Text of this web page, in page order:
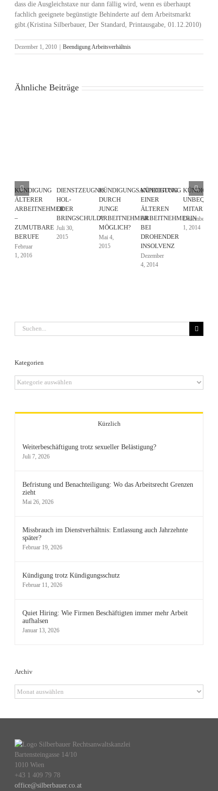
dass die Ausgleichstaxe nur dann fällig wird, wenn es überhaupt
fachlich geeignete begünstigte Behinderte auf dem Arbeitsmarkt
gibt.(Kristina Silberbauer, Der Standard, Printausgabe, 01.12.2010)
Dezember 1, 2010 Beendigung Arbeitsverhältnis
Ähnliche Beiträge
KÜNDIGUNG
ÄLTERER
ARBEITNEHMER
–
ZUMUTBARE
BERUFE
Februar
1, 2016
DIENSTZEUGNIS:
HOL-
ODER
BRINGSCHULD?
Juli 30,
2015
KÜNDIGUNGSANFECHTUNG
DURCH
JUNGE
ARBEITNEHMER
MÖGLICH?
Mai 4,
2015
KÜNDIGUNG
EINER
ÄLTEREN
ARBEITNEHMERIN
BEI
DROHENDER
INSOLVENZ
Dezember
4, 2014
Dezember
1, 2014
Suche
nach:
Kategorien
Kategorien
Kürzlich
Weiterbeschäftigung trotz sexueller Belästigung?
Juli 7, 2026
Befristung und Benachteiligung: Wo das Arbeitsrecht Grenzen
zieht
Mai 26, 2026
Missbrauch im Dienstverhältnis: Entlassung auch Jahrzehnte
später?
Februar 19, 2026
Kündigung trotz Kündigungsschutz
Februar 11, 2026
Quiet Hiring: Wie Firmen Beschäftigten immer mehr Arbeit
aufhalsen
Januar 13, 2026
Archiv
Archiv
Bartensteingasse 14/10
1010 Wien
+43 1 409 79 78
office@silberbauer.co.at